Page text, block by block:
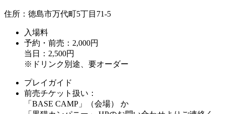
住所：徳島市万代町5丁目71-5
入場料
予約・前売：2,000円
当日：2,500円
※ドリンク別途、要オーダー
プレイガイド
前売チケット扱い：
「BASE CAMP」（会場） か